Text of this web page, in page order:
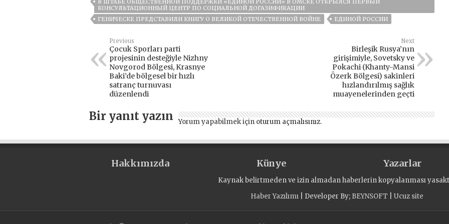
КОНСУЛЬТАЦИОННЫЙ ЦЕНТР ПО СОЦИАЛЬНОЙ ДОГАЗИФИКАЦИИ
ГЕНИЧЕСКЕ ПРЕДСТАВИЛИ КНИГУ О ВЕЛИКОЙ ОТЕЧЕСТВЕННОЙ ВОЙНЕ
ЕДИНОЙ РОССИИ
Previous
Çocuk Sporları parti
projesinin desteğiyle Nizhny
Novgorod Bölgesi, Krasnye
Baki’de bölgesel bir hızlı
satranç turnuvası
düzenlendi
Next
Birleşik Rusya’nın
girişimiyle, Sovetsky ve
Pokachi (Khanty-Mansi
Özerk Bölgesi) sakinleri
hızlandırılmış sağlık
muayenelerinden geçti
Bir yanıt yazın Yorum yapabilmek için oturum açmalısınız.
Hakkımızda Künye Yazarlar
Kaynak belirtmeden ve izin almadan haberlerin kopyalanması
Haber Yazılımı| Developer By; BEYNSOFT Ucuz site